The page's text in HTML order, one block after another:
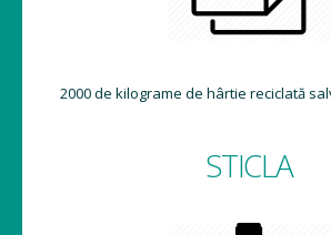
2000 de kilograme de hârtie reciclată
STICLA